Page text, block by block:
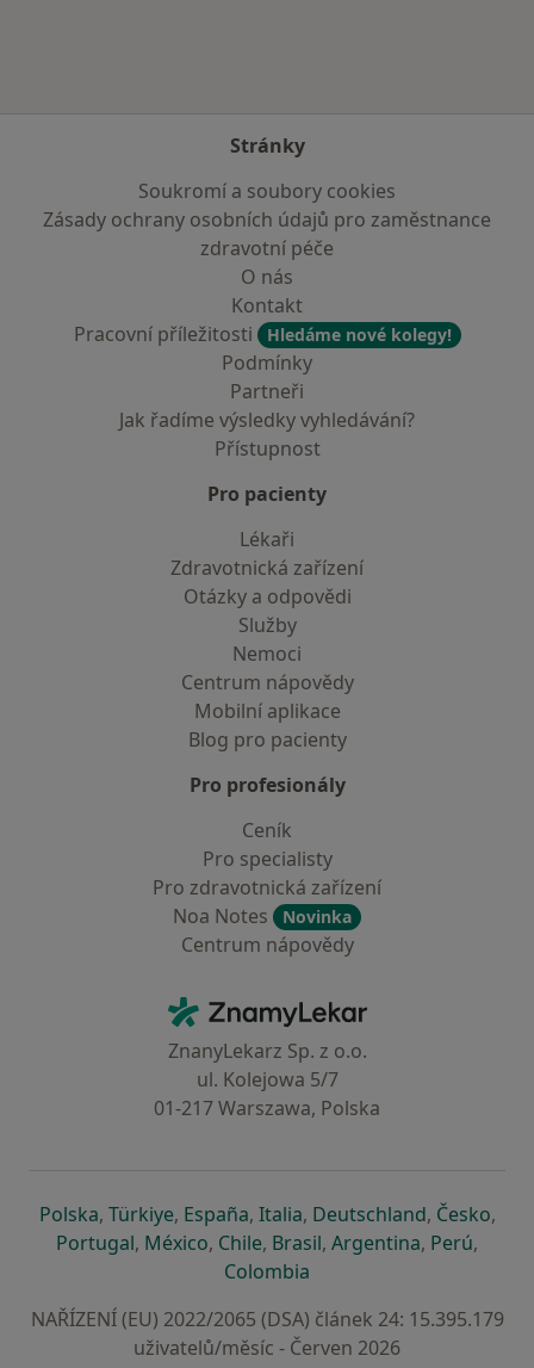
Stránky
Soukromí a soubory cookies
Zásady ochrany osobních údajů pro zaměstnance
zdravotní péče
O nás
Kontakt
Pracovní příležitosti
Hledáme nové kolegy!
Podmínky
Partneři
Jak řadíme výsledky vyhledávání?
Přístupnost
Pro pacienty
Lékaři
Zdravotnická zařízení
Otázky a odpovědi
Služby
Nemoci
Centrum nápovědy
Mobilní aplikace
Blog pro pacienty
Pro profesionály
Ceník
Pro specialisty
Pro zdravotnická zařízení
Noa Notes
Novinka
Centrum nápovědy
ZnamyLekar - Hlavní stránka
ZnanyLekarz Sp. z o.o.
ul. Kolejowa 5/7
01-217 Warszawa, Polska
Polskase otevře v nové záložce
, Türkiyese otevře v nové záložce
, Españase otevře v nové záložce
, Italiase otevře v nové záložce
, Deutschlandse otevře v
, Českose
,
Portugalse otevře v nové záložce
, Méxicose otevře v nové záložce
, Chilese otevře v nové záložce
, Brasilse otevře v nové
, Argentinase otevře v
, Perúse
,
Colombia
NAŘÍZENÍ (EU) 2022/2065 (DSA) článek 24: 15.395.179
uživatelů/měsíc - Červen 2026